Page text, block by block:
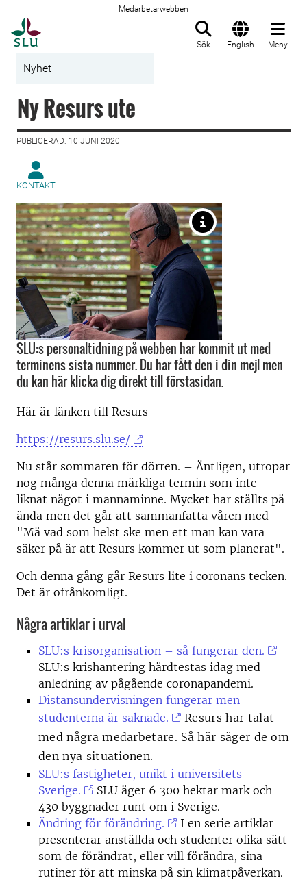
Medarbetarwebben
Sök English Meny
Nyhet
Ny Resurs ute
PUBLICERAD: 10 JUNI 2020
KONTAKT
SLU:s personaltidning på webben har kommit ut med
terminens sista nummer. Du har fått den i din mejl men
du kan här klicka dig direkt till förstasidan.
Här är länken till Resurs
https://resurs.slu.se/
Nu står sommaren för dörren. – Äntligen, utropar
nog många denna märkliga termin som inte
liknat något i mannaminne. Mycket har ställts på
ända men det går att sammanfatta våren med
"Må vad som helst ske men ett man kan vara
säker på är att Resurs kommer ut som planerat".
Och denna gång går Resurs lite i coronans tecken.
Det är ofrånkomligt.
Några artiklar i urval
SLU:s krisorganisation – så fungerar den.
SLU:s krishantering hårdtestas idag med
anledning av pågående coronapandemi.
Distansundervisningen fungerar men
studenterna är saknade.
Resurs har talat
med några medarbetare. Så här säger de om
den nya situationen.
SLU:s fastigheter, unikt i universitets-
Sverige.
SLU äger 6 300 hektar mark och
430 byggnader runt om i Sverige.
Ändring för förändring.
I en serie artiklar
presenterar anställda och studenter olika sätt
som de förändrat, eller vill förändra, sina
rutiner för att minska på sin klimatpåverkan.